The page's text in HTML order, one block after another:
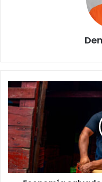
Economía
salvadoreña
es
impulsada
por
la
Central
de
Abastos